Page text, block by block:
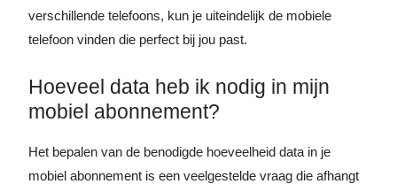
verschillende telefoons, kun je uiteindelijk de mobiele
telefoon vinden die perfect bij jou past.
Hoeveel data heb ik nodig in mijn
mobiel abonnement?
Het bepalen van de benodigde hoeveelheid data in je
mobiel abonnement is een veelgestelde vraag die afhangt